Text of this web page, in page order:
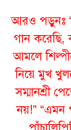
আরও পড়ুনঃ
গান
আমলে
নিয়ে মুখ
সম্মানশ্রী
নয়!” “এমন